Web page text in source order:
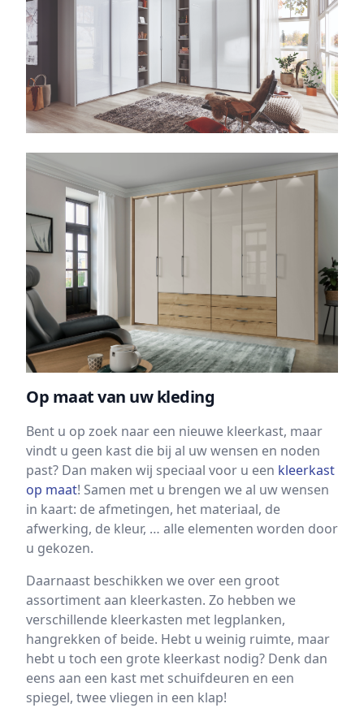
Op maat van uw kleding
Bent u op zoek naar een nieuwe kleerkast, maar
vindt u geen kast die bij al uw wensen en noden
past? Dan maken wij speciaal voor u een kleerkast
op maat! Samen met u brengen we al uw wensen
in kaart: de afmetingen, het materiaal, de
afwerking, de kleur, … alle elementen worden door
u gekozen.
Daarnaast beschikken we over een groot
assortiment aan kleerkasten. Zo hebben we
verschillende kleerkasten met legplanken,
hangrekken of beide. Hebt u weinig ruimte, maar
hebt u toch een grote kleerkast nodig? Denk dan
eens aan een kast met schuifdeuren en een
spiegel, twee vliegen in een klap!